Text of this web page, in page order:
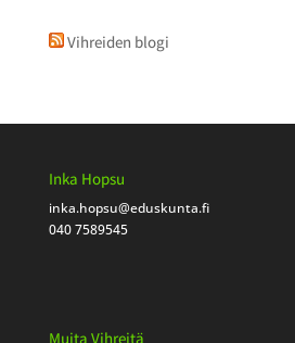
Vihreiden blogi
Inka Hopsu
inka.hopsu@eduskunta.fi
040 7589545
Muita Vihreitä